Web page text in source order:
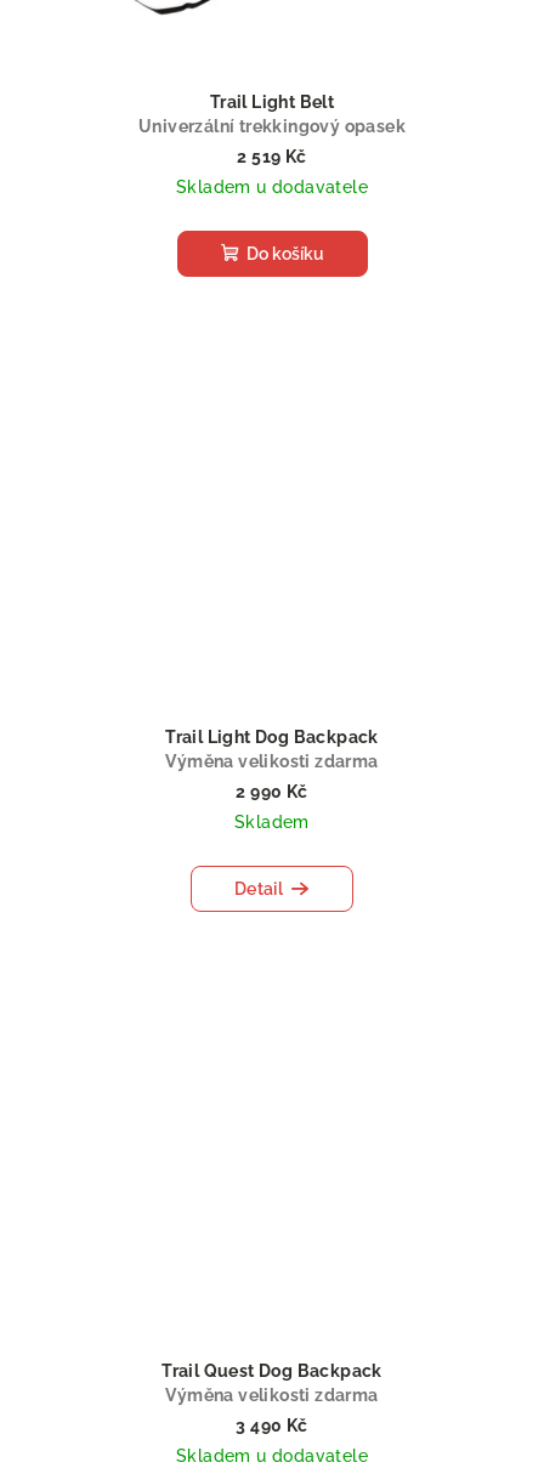
Trail Light Belt
Univerzální trekkingový opasek
2 519 Kč
Skladem u dodavatele
Do košíku
Trail Light Dog Backpack
Výměna velikosti zdarma
2 990 Kč
Skladem
Detail
Trail Quest Dog Backpack
Výměna velikosti zdarma
3 490 Kč
Skladem u dodavatele